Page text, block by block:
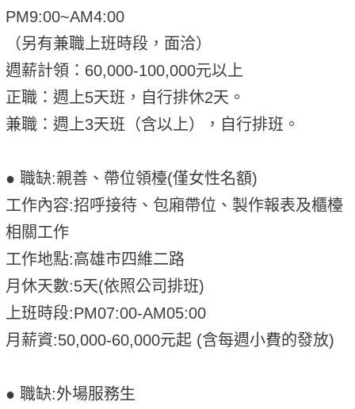
PM9:00~AM4:00
（另有兼職上班時段，面洽）
週薪計領：60,000-100,000元以上
正職：週上5天班，自行排休2天。
兼職：週上3天班（含以上），自行排班。
● 職缺:親善、帶位領檯(僅女性名額)
工作內容:招呼接待、包廂帶位、製作報表及櫃檯
相關工作
工作地點:高雄市四維二路
月休天數:5天(依照公司排班)
上班時段:PM07:00-AM05:00
月薪資:50,000-60,000元起 (含每週小費的發放)
● 職缺:外場服務生